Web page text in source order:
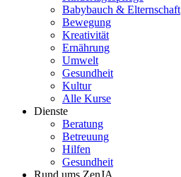
Babybauch & Elternschaft
Bewegung
Kreativität
Ernährung
Umwelt
Gesundheit
Kultur
Alle Kurse
Dienste
Beratung
Betreuung
Hilfen
Gesundheit
Rund ums ZenJA